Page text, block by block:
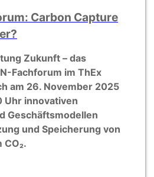
Carbon Capture
Zukunft – das
Fachforum im ThEx
am 26. November 2025
innovativen
Geschäftsmodellen
und Speicherung von